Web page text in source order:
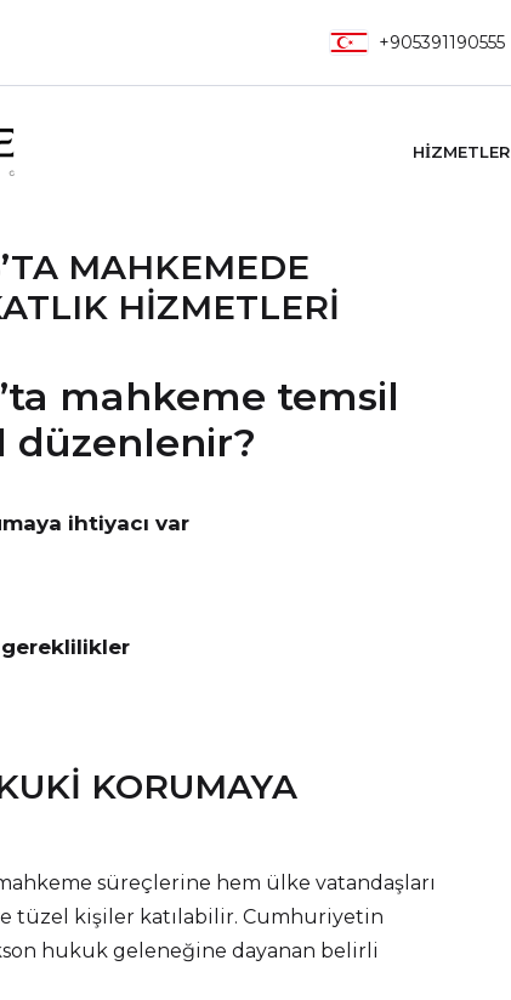
+905391190555
HİZMETLER
MAHKEMEDE
HIZMETLERI
mahkeme temsil
düzenlenir?
ihtiyacı var
KORUMAYA
süreçlerine hem ülke vatandaşları
tüzel kişiler katılabilir. Cumhuriyetin
hukuk geleneğine dayanan belirli